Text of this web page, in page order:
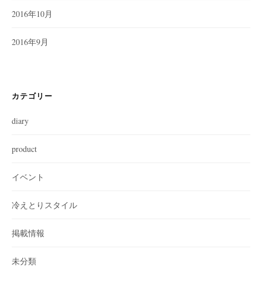
2016年10月
2016年9月
カテゴリー
diary
product
イベント
冷えとりスタイル
掲載情報
未分類